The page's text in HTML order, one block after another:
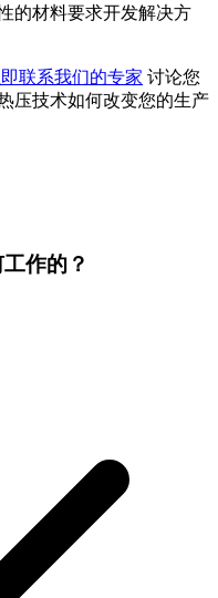
的材料要求开发解决方
联系我们的专家 讨论您
压技术如何改变您的生产
作的？